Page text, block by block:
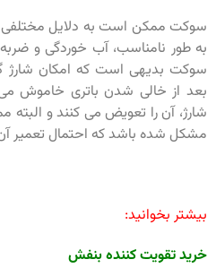
سوکت ممکن است به دلایل
به طور نامناسب، آب خوردگی و
سوکت بدیهی است که امکان شارژ
بعد از خالی شدن باتری خاموش
شارژ، آن را تعویض می کنند و
مشکل شده باشد که احتمال تعمیر
بیشتر بخوانید:
خرید تقویت کننده بنفش